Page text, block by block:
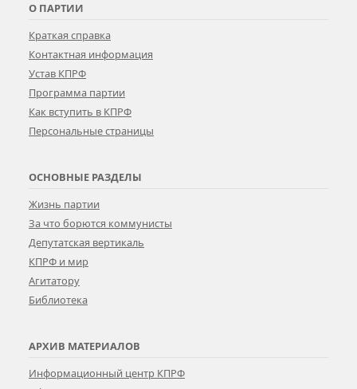
О ПАРТИИ
Краткая справка
Контактная информация
Устав КПРФ
Программа партии
Как вступить в КПРФ
Персональные страницы
ОСНОВНЫЕ РАЗДЕЛЫ
Жизнь партии
За что борются коммунисты
Депутатская вертикаль
КПРФ и мир
Агитатору
Библиотека
АРХИВ МАТЕРИАЛОВ
Информационный центр КПРФ